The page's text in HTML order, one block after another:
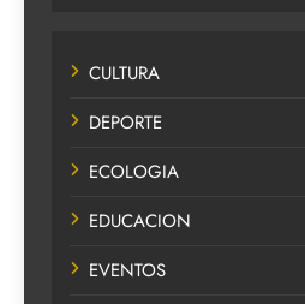
CULTURA
DEPORTE
ECOLOGIA
EDUCACION
EVENTOS